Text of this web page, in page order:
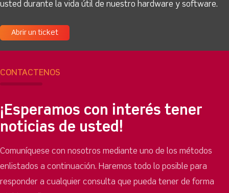
usted durante la vida útil de nuestro hardware y software.
Abrir un ticket
CONTÁCTENOS
¡Esperamos con interés tener
noticias de usted!
Comuníquese con nosotros mediante uno de los métodos
enlistados a continuación. Haremos todo lo posible para
responder a cualquier consulta que pueda tener de forma